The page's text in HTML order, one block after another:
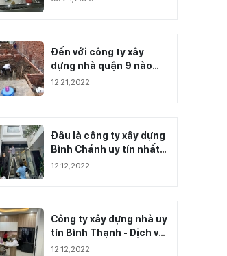
Đến với công ty xây
dựng nhà quận 9 nào
đảm bảo công trình của
12 21,2022
Đâu là công ty xây dựng
Bình Chánh uy tín nhất
hiện nay?
12 12,2022
Công ty xây dựng nhà uy
tín Bình Thạnh - Dịch vụ
chất lượng
12 12,2022